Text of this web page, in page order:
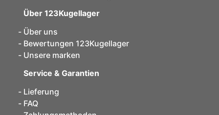
Über 123Kugellager
Über uns
Bewertungen 123Kugellager
Unsere marken
Service & Garantien
Lieferung
FAQ